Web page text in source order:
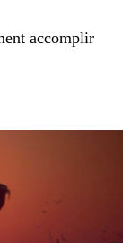
accomplir